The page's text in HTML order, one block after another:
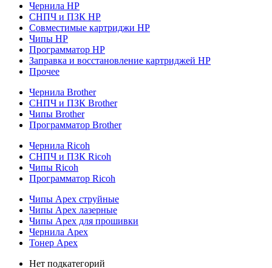
Чернила HP
СНПЧ и ПЗК HP
Совместимые картриджи HP
Чипы HP
Программатор HP
Заправка и восстановление картриджей HP
Прочее
Чернила Brother
СНПЧ и ПЗК Brother
Чипы Brother
Программатор Brother
Чернила Ricoh
СНПЧ и ПЗК Ricoh
Чипы Ricoh
Программатор Ricoh
Чипы Apex струйные
Чипы Apex лазерные
Чипы Apex для прошивки
Чернила Apex
Тонер Apex
Нет подкатегорий